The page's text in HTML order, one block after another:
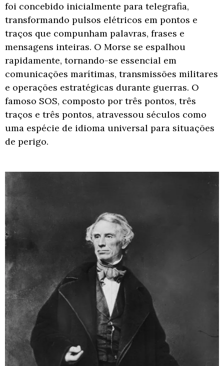
foi concebido inicialmente para telegrafia,
transformando pulsos elétricos em pontos e
traços que compunham palavras, frases e
mensagens inteiras. O Morse se espalhou
rapidamente, tornando-se essencial em
comunicações marítimas, transmissões militares
e operações estratégicas durante guerras. O
famoso SOS, composto por três pontos, três
traços e três pontos, atravessou séculos como
uma espécie de idioma universal para situações
de perigo.